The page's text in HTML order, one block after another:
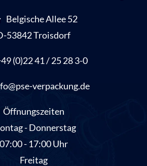
Belgische Allee 52
53842 Troisdorf
(0)22 41 / 25 28 3-0
verpackung.de
Öffnungszeiten
- Donnerstag
07:00 - 17:00 Uhr
Freitag